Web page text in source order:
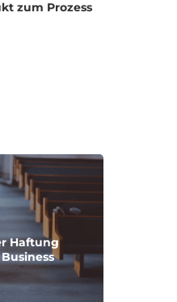
zum Prozess
Haftung